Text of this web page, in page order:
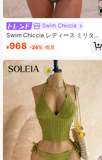
Swim Chiccia
Swim Chiccia レディース ミリタリ
ーグリーン ニット ジャカード メッ
シュ メタルアクセサリー ストラップ
チ、音楽フェス、春夏向け
¥968 -24% 概算